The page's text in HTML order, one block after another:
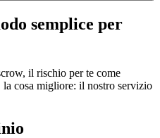
semplice per
il rischio per te come
cosa migliore: il nostro servizio